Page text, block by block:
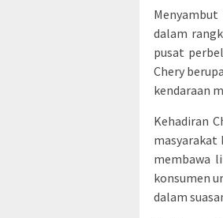
dalam
pusat
Chery
kendaraan
Kehadiran
masyarakat
membawa
konsumen
dalam